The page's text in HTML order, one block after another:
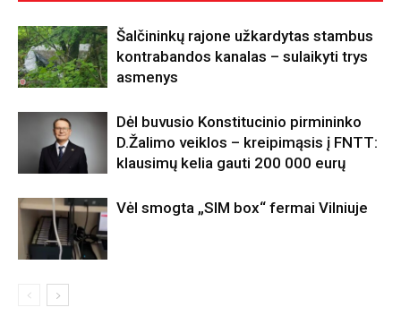
Šalčininkų rajone užkardytas stambus
kontrabandos kanalas – sulaikyti trys
asmenys
Dėl buvusio Konstitucinio pirmininko
D.Žalimo veiklos – kreipimąsis į FNTT:
klausimų kelia gauti 200 000 eurų
Vėl smogta „SIM box“ fermai Vilniuje